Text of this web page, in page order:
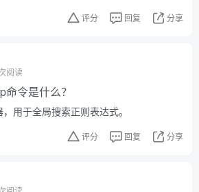
评分 回复 分享
阅读
令是什么？
用于全局搜索正则表达式。
评分 回复 分享